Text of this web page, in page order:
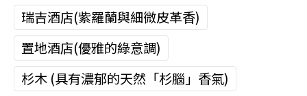
瑞吉酒店(紫羅蘭與細微皮革香)
置地酒店(優雅的綠意調)
杉木 (具有濃郁的天然「杉腦」香氣)